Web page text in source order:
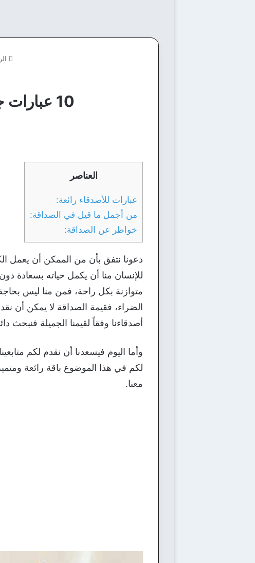
10 عبارات جميلة للأصدقاء وأجمل ما قيل في الصداقة
العناصر
عبارات للأصدقاء رائعة:
من أجمل ما قيل في الصداقة:
خواطر عن الصداقة:
دعونا نتفق بأن من الممكن أن يعمل
للإنسان منا أن يكمل حياته بسعادة
متوازنة بكل راحة، فمن منا ليس
الضراء، فقيمة الصداقة لا يمكن أن
أصدقاءنا وفقاً لقيمنا الجميلة فنبحث
لكم في هذا الموضوع باقة رائعة
معنا.